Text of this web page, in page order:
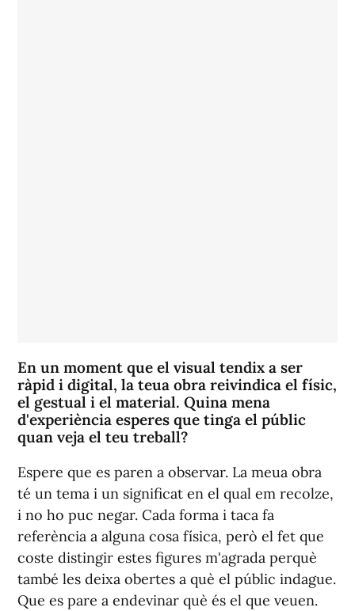
En un moment que el visual tendix a ser
ràpid i digital, la teua obra reivindica el físic,
el gestual i el material. Quina mena
d'experiència esperes que tinga el públic
quan veja el teu treball?
Espere que es paren a observar. La meua obra
té un tema i un significat en el qual em recolze,
i no ho puc negar. Cada forma i taca fa
referència a alguna cosa física, però el fet que
coste distingir estes figures m'agrada perquè
també les deixa obertes a què el públic indague.
Que es pare a endevinar què és el que veuen.